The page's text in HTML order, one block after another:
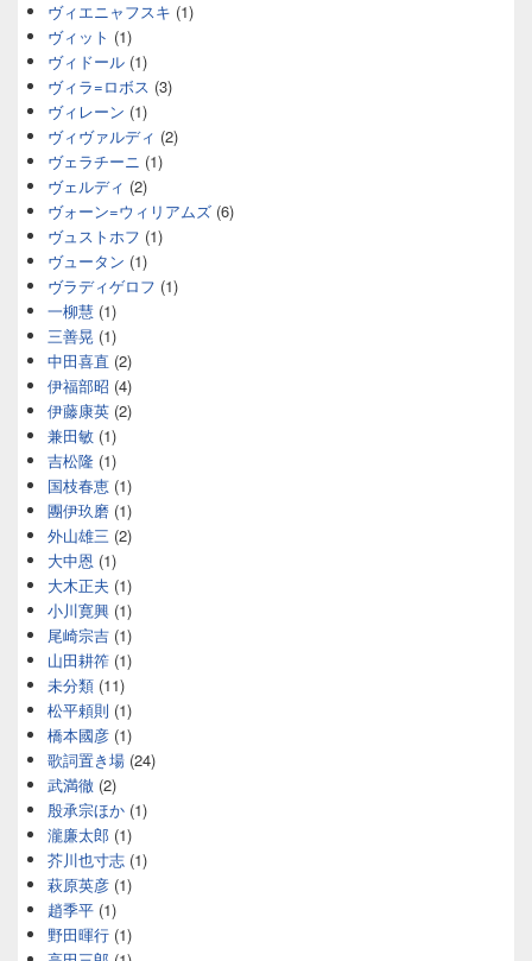
ヴィエニャフスキ (1)
ヴィット (1)
ヴィドール (1)
ヴィラ=ロボス (3)
ヴィレーン (1)
ヴィヴァルディ (2)
ヴェラチーニ (1)
ヴェルディ (2)
ヴォーン=ウィリアムズ (6)
ヴュストホフ (1)
ヴュータン (1)
ヴラディゲロフ (1)
一柳慧 (1)
三善晃 (1)
中田喜直 (2)
伊福部昭 (4)
伊藤康英 (2)
兼田敏 (1)
吉松隆 (1)
国枝春恵 (1)
團伊玖磨 (1)
外山雄三 (2)
大中恩 (1)
大木正夫 (1)
小川寛興 (1)
尾崎宗吉 (1)
山田耕筰 (1)
未分類 (11)
松平頼則 (1)
橋本國彦 (1)
歌詞置き場 (24)
武満徹 (2)
殷承宗ほか (1)
瀧廉太郎 (1)
芥川也寸志 (1)
萩原英彦 (1)
趙季平 (1)
野田暉行 (1)